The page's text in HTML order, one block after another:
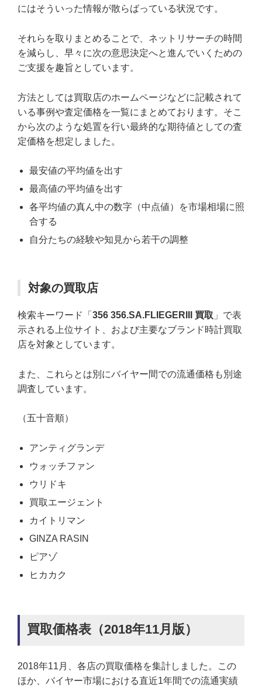
にはそういった情報が散らばっている状況です。
それらを取りまとめることで、ネットリサーチの時間
を減らし、早々に次の意思決定へと進んでいくための
ご支援を趣旨としています。
方法としては買取店のホームページなどに記載されて
いる事例や査定価格を一覧にまとめております。そこ
から次のような処置を行い最終的な期待値としての査
定価格を想定しました。
最安値の平均値を出す
最高値の平均値を出す
各平均値の真ん中の数字（中点値）を市場相場に照
合する
自分たちの経験や知見から若干の調整
対象の買取店
検索キーワード「 356 356.SA.FLIEGERIII 買取 」で表
示される上位サイト、および主要なブランド時計買取
店を対象としています。
また、これらとは別にバイヤー間での流通価格も別途
調査しています。
（五十音順）
アンティグランデ
ウォッチファン
ウリドキ
買取エージェント
カイトリマン
GINZA RASIN
ピアゾ
ヒカカク
買取価格表（2018年11月版）
2018年11月、各店の買取価格を集計しました。この
ほか、バイヤー市場における直近1年間での流通実績